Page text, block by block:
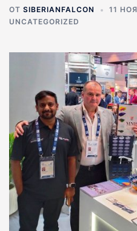
ОТ SIBERIANFALCON
11
UNCATEGORIZED